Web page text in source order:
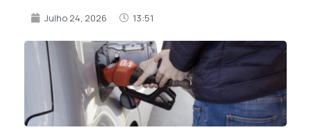
Julho 24, 2026 13:51